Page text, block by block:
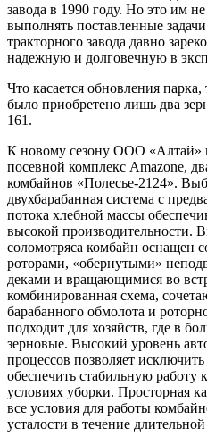
завода в 1990 году. Но это им
выполнять поставленные
тракторного завода давно
надежную и долговечную в
Что касается обновления
было приобретено лишь два
161.
К новому сезону ООО «Алтай»
посевной комплекс Amazone,
комбайнов «Полесье-2124».
двухбарабанная система с
потока хлебной массы
высокой производительности.
соломотряса комбайн оснащен
роторами, «обернутыми»
деками и вращающимися во
комбинированная схема,
барабанного обмолота и
подходит для хозяйств, где в
зерновые. Высокий уровень
процессов позволяет
обеспечить стабильную
условиях уборки. Просторная
все условия для работы
усталости в течение